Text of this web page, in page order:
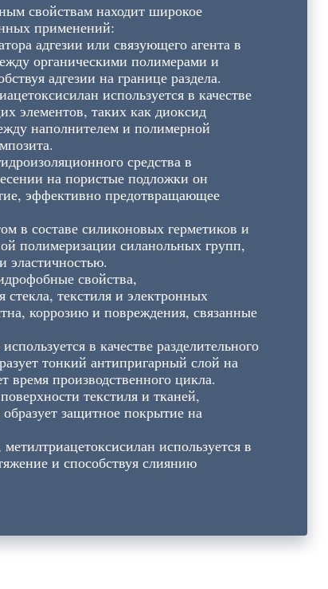
свойствам находит широкое
применений:
адгезии или связующего агента в
органическими полимерами и
адгезии на границе раздела.
используется в качестве
элементов, таких как диоксид
наполнителем и полимерной
средства в
на пористые подложки он
эффективно предотвращающее
в составе силиконовых герметиков и
полимеризации силанольных групп,
эластичностью.
свойства,
текстиля и электронных
коррозию и повреждения, связанные
в качестве разделительного
тонкий антипригарный слой на
время производственного цикла.
текстиля и тканей,
защитное покрытие на
используется в
и способствуя слиянию